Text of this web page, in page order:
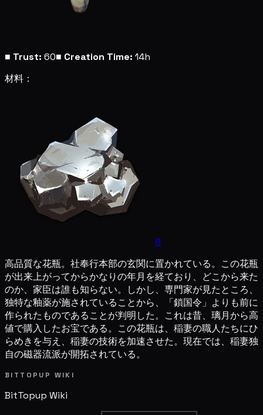
■ Trust: 60■ Creation Time: 14h
材料：
8
高品質な花瓶。社奉行本部の玄関に置かれている。この花瓶
が出来上がってからかなりの年月を経ており、どこから来た
のか、家臣は誰も知らない。しかし、専門家が見たところ、
独特な釉薬が施されていることから、「鎖国令」よりも前に
作られたものであることが判明した。これは昔、璃月から高
値で購入したお宝である。この花瓶は、稲妻の職人たちにひ
らめきを与え、稲妻の技術を加速させた。現在では、稲妻独
自の磁器流派が開拓されている。
BITTOPUP WIKI
BitTopup Wiki